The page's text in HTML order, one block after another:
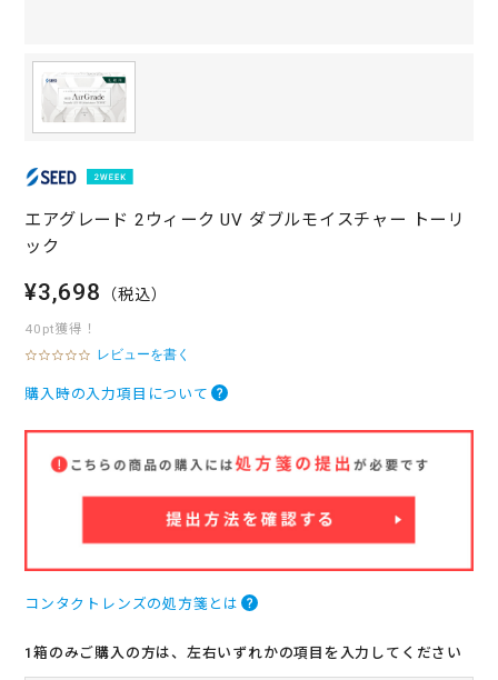
エアグレード 2ウィーク UV ダブルモイスチャー トーリ
ック
¥3,698 （税込）
40pt獲得！
0
0
t
r
i
レビューを書く
購入時の入力項目について
コンタクトレンズの処方箋とは
1箱のみご購入の方は、左右いずれかの項目を入力してください